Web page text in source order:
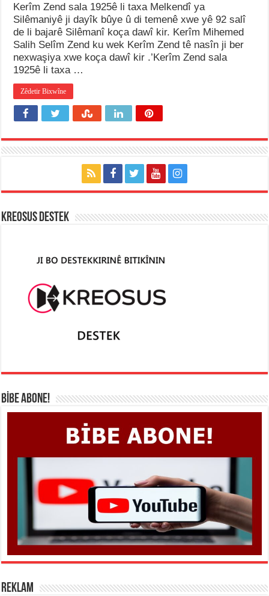
Kerîm Zend sala 1925ê li taxa Melkendî ya
Silêmaniyê ji dayîk bûye û di temenê xwe yê 92 salî
de li bajarê Silêmanî koça dawî kir. Kerîm Mihemed
Salih Selîm Zend ku wek Kerîm Zend tê nasîn ji ber
nexwaşiya xwe koça dawî kir .’Kerîm Zend sala
1925ê li taxa …
Zêdetir Bixwîne
KREOSUS DESTEK
BİBE ABONE!
REKLAM